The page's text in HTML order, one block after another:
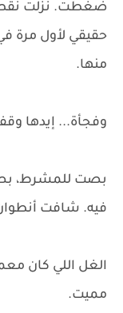
ضغطت. نزلت
حقيقي لأول مرة
منها.
وفجأة... إيدها
بصت للمشرط،
فيه. شافت
الغل اللي كان
مميت.